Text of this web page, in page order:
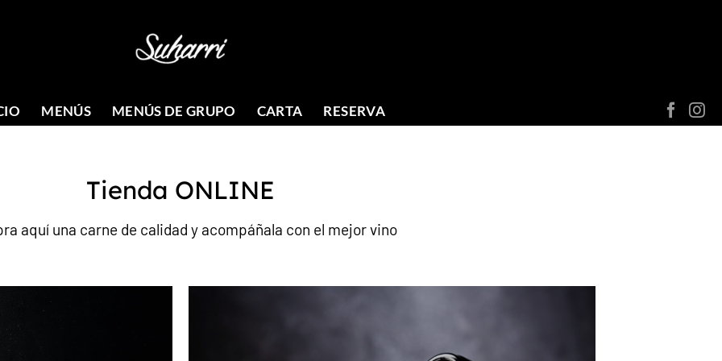
MENÚS MENÚS DE GRUPO CARTA RESERVA
Tienda ONLINE
aquí una carne de calidad y acompáñala con el mejor vino